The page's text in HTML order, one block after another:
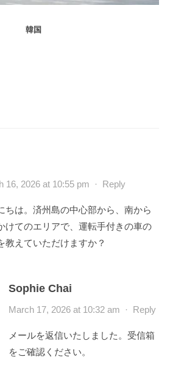
韓国
16, 2026 at 10:55 pm · Reply
ちは。済州島の中心部から、南から
けてのエリアで、運転手付きの車の
教えていただけますか？
Sophie Chai
March 17, 2026 at 10:32 am · Reply
メールを返信いたしました。受信箱
をご確認ください。